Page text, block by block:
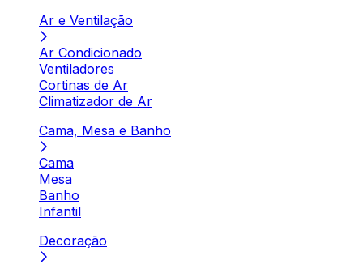
Ar e Ventilação
Ar Condicionado
Ventiladores
Cortinas de Ar
Climatizador de Ar
Cama, Mesa e Banho
Cama
Mesa
Banho
Infantil
Decoração